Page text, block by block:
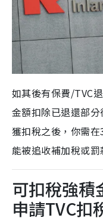
如其後有保費/TVC
金額扣除已退還部
獲扣稅之後，你需
能被追收補加稅或罰
可扣稅強積
申請TVC扣